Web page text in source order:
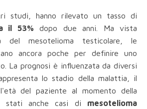
studi, hanno rilevato un tasso di
il 53% dopo due anni. Ma vista
del mesotelioma testicolare, le
ancora poche per definire uno
La prognosi è influenzata da diversi
lo stadio della malattia, il
del paziente al momento della
stati anche casi di mesotelioma